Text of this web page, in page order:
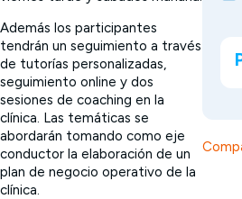
Además los participantes
tendrán un seguimiento a través
de tutorías personalizadas,
seguimiento online y dos
sesiones de coaching en la
clínica. Las temáticas se
abordarán tomando como eje
conductor la elaboración de un
plan de negocio operativo de la
clínica.